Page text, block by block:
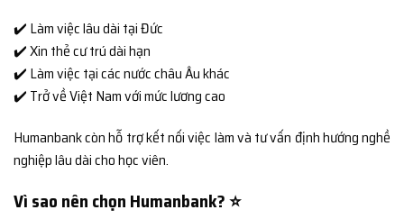
✔️ Làm việc lâu dài tại Đức
✔️ Xin thẻ cư trú dài hạn
✔️ Làm việc tại các nước châu Âu khác
✔️ Trở về Việt Nam với mức lương cao
Humanbank còn hỗ trợ kết nối việc làm và tư vấn định hướng nghề
nghiệp lâu dài cho học viên.
Vì sao nên chọn Humanbank? ⭐